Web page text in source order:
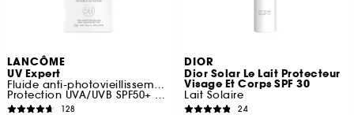
LANCÔME
UV Expert
Fluide anti-photovieillissement
Protection UVA/UVB SPF50+ PA++++
128
DIOR
Dior Solar Le Lait Protecteur
Visage Et Corps SPF 30
Lait Solaire
24